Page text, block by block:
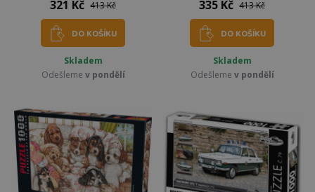
321 Kč 413 Kč
DO KOŠÍKU
Skladem
Odešleme v pondělí
335 Kč 413 Kč
DO KOŠÍKU
Skladem
Odešleme v pondělí